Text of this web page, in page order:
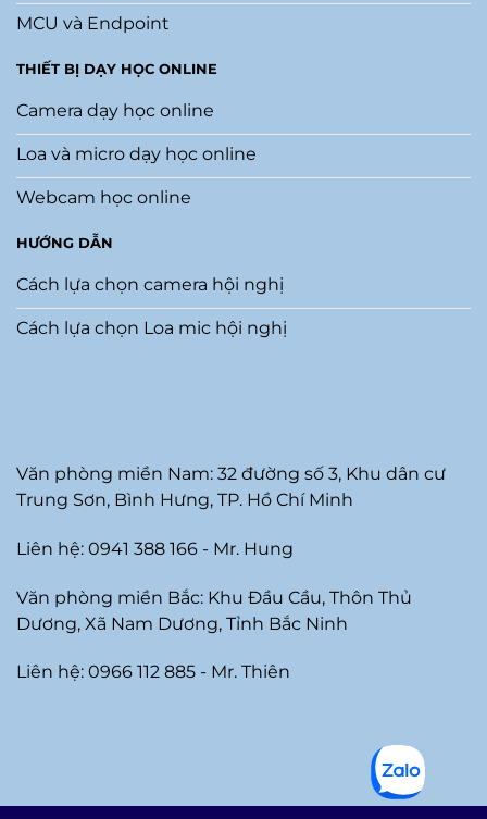
MCU và Endpoint
THIẾT BỊ DẠY HỌC ONLINE
Camera dạy học online
Loa và micro dạy học online
Webcam học online
HƯỚNG DẪN
Cách lựa chọn camera hội nghị
Cách lựa chọn Loa mic hội nghị
Văn phòng miền Nam: 32 đường số 3, Khu dân cư
Trung Sơn, Bình Hưng, TP. Hồ Chí Minh
Liên hệ: 0941 388 166 - Mr. Hung
Văn phòng miền Bắc: Khu Đầu Cầu, Thôn Thủ
Dương, Xã Nam Dương, Tỉnh Bắc Ninh
Liên hệ: 0966 112 885 - Mr. Thiên